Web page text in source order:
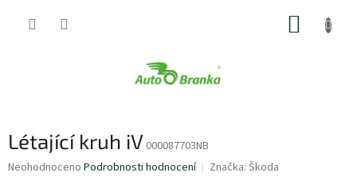
Létající kruh iV 000087703NB
Průměrné
Neohodnoceno Podrobnosti hodnocení Značka: Škoda